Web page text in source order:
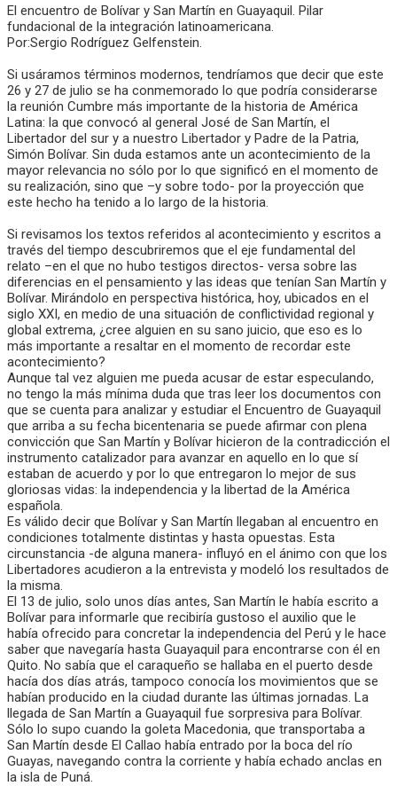
El encuentro de Bolívar y San Martín en Guayaquil. Pilar
fundacional de la integración latinoamericana.
Por:Sergio Rodríguez Gelfenstein.
Si usáramos términos modernos, tendríamos que decir que este
26 y 27 de julio se ha conmemorado lo que podría considerarse
la reunión Cumbre más importante de la historia de América
Latina: la que convocó al general José de San Martín, el
Libertador del sur y a nuestro Libertador y Padre de la Patria,
Simón Bolívar. Sin duda estamos ante un acontecimiento de la
mayor relevancia no sólo por lo que significó en el momento de
su realización, sino que –y sobre todo- por la proyección que
este hecho ha tenido a lo largo de la historia.
Si revisamos los textos referidos al acontecimiento y escritos a
través del tiempo descubriremos que el eje fundamental del
relato –en el que no hubo testigos directos- versa sobre las
diferencias en el pensamiento y las ideas que tenían San Martín y
Bolívar. Mirándolo en perspectiva histórica, hoy, ubicados en el
siglo XXI, en medio de una situación de conflictividad regional y
global extrema, ¿cree alguien en su sano juicio, que eso es lo
más importante a resaltar en el momento de recordar este
acontecimiento?
Aunque tal vez alguien me pueda acusar de estar especulando,
no tengo la más mínima duda que tras leer los documentos con
que se cuenta para analizar y estudiar el Encuentro de Guayaquil
que arriba a su fecha bicentenaria se puede afirmar con plena
convicción que San Martín y Bolívar hicieron de la contradicción el
instrumento catalizador para avanzar en aquello en lo que sí
estaban de acuerdo y por lo que entregaron lo mejor de sus
gloriosas vidas: la independencia y la libertad de la América
española.
Es válido decir que Bolívar y San Martín llegaban al encuentro en
condiciones totalmente distintas y hasta opuestas. Esta
circunstancia -de alguna manera- influyó en el ánimo con que los
Libertadores acudieron a la entrevista y modeló los resultados de
la misma.
El 13 de julio, solo unos días antes, San Martín le había escrito a
Bolívar para informarle que recibiría gustoso el auxilio que le
había ofrecido para concretar la independencia del Perú y le hace
saber que navegaría hasta Guayaquil para encontrarse con él en
Quito. No sabía que el caraqueño se hallaba en el puerto desde
hacía dos días atrás, tampoco conocía los movimientos que se
habían producido en la ciudad durante las últimas jornadas. La
llegada de San Martín a Guayaquil fue sorpresiva para Bolívar.
Sólo lo supo cuando la goleta Macedonia, que transportaba a
San Martín desde El Callao había entrado por la boca del río
Guayas, navegando contra la corriente y había echado anclas en
la isla de Puná.